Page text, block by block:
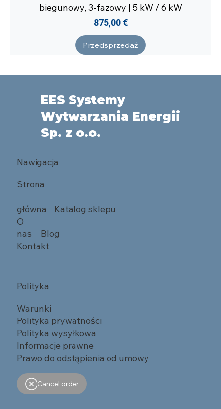
biegunowy, 3-fazowy | 5 kW / 6 kW
Cena
875,00 €
Przedsprzedaż
EES Systemy
Wytwarzania Energii
Sp. z o.o.
Nawigacja
Strona
główna
Katalog sklepu
O
nas
Blog
Kontakt
Polityka
Warunki
Polityka prywatności
Polityka wysyłkowa
Informacje prawne
Prawo do odstąpienia od umowy
Cancel order